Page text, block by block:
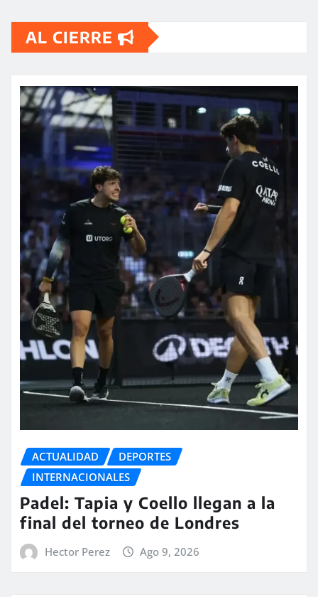
AL CIERRE
ACTUALIDAD
DEPORTES
INTERNACIONALES
Padel: Tapia y Coello llegan a la
final del torneo de Londres
Hector Perez Ago 9, 2026